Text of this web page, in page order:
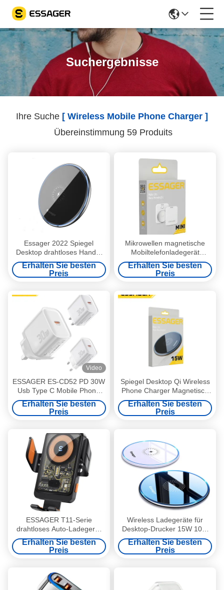
Suchergebnisse
Ihre Suche [ Wireless Mobile Phone Charger ]
Übereinstimmung 59 Produits
Essager 2022 Spiegel
Desktop drahtloses Handy-
Ladegerät Fast Qi drahtloses
Ladegerät 10W
Erhalten Sie besten
Preis
Mikrowellen magnetische
Mobiltelefonladegerät
Wireless Mini Schnellladung
5W 15W 7.5W
Erhalten Sie besten
Preis
Video
ESSAGER ES-CD52 PD 30W
Usb Type C Mobile Phone
Charger 1 Port EU US UK
Plug
Erhalten Sie besten
Preis
Spiegel Desktop Qi Wireless
Phone Charger Magnetisch
15W mit 1m Kabel Typ-C
Erhalten Sie besten
Preis
ESSAGER T11-Serie
drahtloses Auto-Ladegerät
Halter drahtloses Laden
Telefon Stand 5V / 2A
Erhalten Sie besten
Preis
Wireless Ladegeräte für
Desktop-Drucker 15W 10W
7,5W 5W Qi Wireless Telefon
Ladegerät
Erhalten Sie besten
Preis